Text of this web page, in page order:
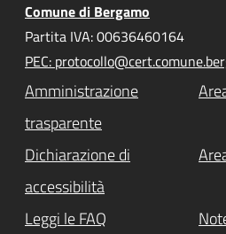
Comune di Bergamo
Partita IVA: 00636460164
PEC:
Amministrazione
trasparente
Dichiarazione di
accessibilità
Leggi le FAQ